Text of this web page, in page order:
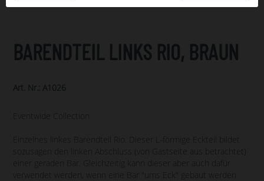
BARENDTEIL LINKS RIO, BRAUN
Art. Nr.: A1026
Eventwide Collection
Einzelnes linkes Barendteil Rio. Dieser L-förmige Eckteil bildet
sozusagen den linken Abschluss (von Gastseite aus betrachtet)
einer geraden Bar. Gleichzeitig kann dieser aber auch dafür
verwendet werden, wenn eine Bar "ums Eck" gebaut werden